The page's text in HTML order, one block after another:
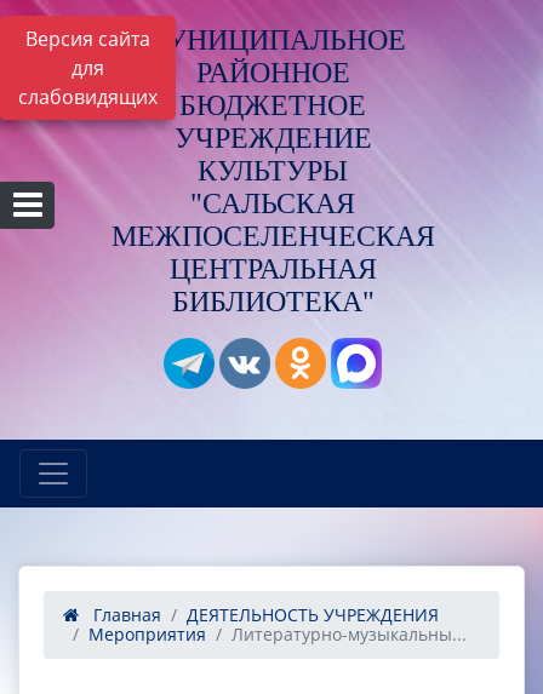
Версия сайта
для
слабовидящих
МУНИЦИПАЛЬНОЕ
РАЙОННОЕ
БЮДЖЕТНОЕ
УЧРЕЖДЕНИЕ
КУЛЬТУРЫ
"САЛЬСКАЯ
МЕЖПОСЕЛЕНЧЕСКАЯ
ЦЕНТРАЛЬНАЯ
БИБЛИОТЕКА"
Главная
ДЕЯТЕЛЬНОСТЬ УЧРЕЖДЕНИЯ
Мероприятия
Литературно-музыкальны...